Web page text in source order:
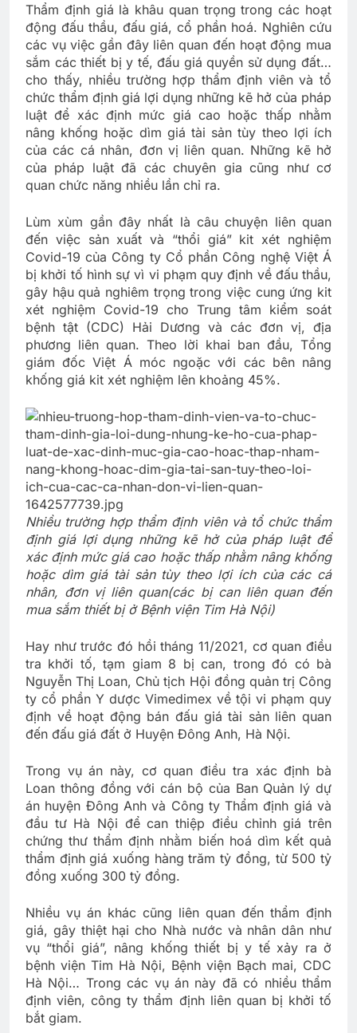
Thẩm định giá là khâu quan trọng trong các hoạt
động đấu thầu, đấu giá, cổ phần hoá. Nghiên cứu
các vụ việc gần đây liên quan đến hoạt động mua
sắm các thiết bị y tế, đấu giá quyền sử dụng đất…
cho thấy, nhiều trường hợp thẩm định viên và tổ
chức thẩm định giá lợi dụng những kẽ hở của pháp
luật để xác định mức giá cao hoặc thấp nhằm
nâng khống hoặc dìm giá tài sản tùy theo lợi ích
của các cá nhân, đơn vị liên quan. Những kẽ hở
của pháp luật đã các chuyên gia cũng như cơ
quan chức năng nhiều lần chỉ ra.
Lùm xùm gần đây nhất là câu chuyện liên quan
đến việc sản xuất và “thổi giá” kit xét nghiệm
Covid-19 của Công ty Cổ phần Công nghệ Việt Á
bị khởi tố hình sự vì vi phạm quy định về đấu thầu,
gây hậu quả nghiêm trọng trong việc cung ứng kit
xét nghiệm Covid-19 cho Trung tâm kiểm soát
bệnh tật (CDC) Hải Dương và các đơn vị, địa
phương liên quan. Theo lời khai ban đầu, Tổng
giám đốc Việt Á móc ngoặc với các bên nâng
khống giá kit xét nghiệm lên khoảng 45%.
Nhiều trường hợp thẩm định viên và tổ chức thẩm
định giá lợi dụng những kẽ hở của pháp luật để
xác định mức giá cao hoặc thấp nhằm nâng khống
hoặc dìm giá tài sản tùy theo lợi ích của các cá
nhân, đơn vị liên quan(các bị can liên quan đến
mua sắm thiết bị ở Bệnh viện Tim Hà Nội)
Hay như trước đó hồi tháng 11/2021, cơ quan điều
tra khởi tố, tạm giam 8 bị can, trong đó có bà
Nguyễn Thị Loan, Chủ tịch Hội đồng quản trị Công
ty cổ phần Y dược Vimedimex về tội vi phạm quy
định về hoạt động bán đấu giá tài sản liên quan
đến đấu giá đất ở Huyện Đông Anh, Hà Nội.
Trong vụ án này, cơ quan điều tra xác định bà
Loan thông đồng với cán bộ của Ban Quản lý dự
án huyện Đông Anh và Công ty Thẩm định giá và
đầu tư Hà Nội để can thiệp điều chỉnh giá trên
chứng thư thẩm định nhằm biến hoá dìm kết quả
thẩm định giá xuống hàng trăm tỷ đồng, từ 500 tỷ
đồng xuống 300 tỷ đồng.
Nhiều vụ án khác cũng liên quan đến thẩm định
giá, gây thiệt hại cho Nhà nước và nhân dân như
vụ “thổi giá”, nâng khống thiết bị y tế xảy ra ở
bệnh viện Tim Hà Nội, Bệnh viện Bạch mai, CDC
Hà Nội… Trong các vụ án này đã có nhiều thẩm
định viên, công ty thẩm định liên quan bị khởi tố
bắt giam.